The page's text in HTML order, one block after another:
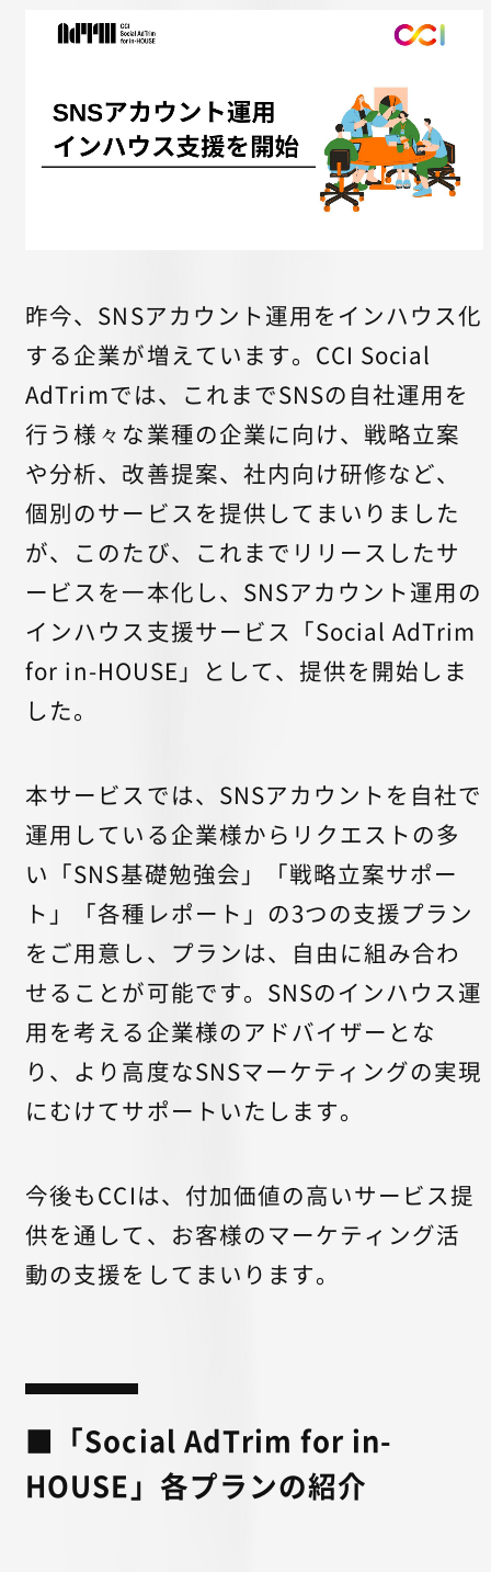
昨今、SNSアカウント運用をインハウス化
する企業が増えています。CCI Social
AdTrimでは、これまでSNSの自社運用を
行う様々な業種の企業に向け、戦略立案
や分析、改善提案、社内向け研修など、
個別のサービスを提供してまいりました
が、このたび、これまでリリースしたサ
ービスを一本化し、SNSアカウント運用の
インハウス支援サービス「Social AdTrim
for in-HOUSE」として、提供を開始しま
した。
本サービスでは、SNSアカウントを自社で
運用している企業様からリクエストの多
い「SNS基礎勉強会」「戦略立案サポー
ト」「各種レポート」の3つの支援プラン
をご用意し、プランは、自由に組み合わ
せることが可能です。SNSのインハウス運
用を考える企業様のアドバイザーとな
り、より高度なSNSマーケティングの実現
にむけてサポートいたします。
今後もCCIは、付加価値の高いサービス提
供を通して、お客様のマーケティング活
動の支援をしてまいります。
■「Social AdTrim for in-
HOUSE」各プランの紹介